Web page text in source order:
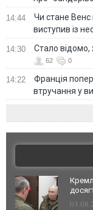
14:44
Чи стане
виступив із
14:30 Стало відомо,
62 0
14:22
Франція
втручання у